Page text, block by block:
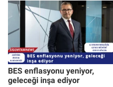
BES enflasyonu yeniyor,
geleceği inşa ediyor